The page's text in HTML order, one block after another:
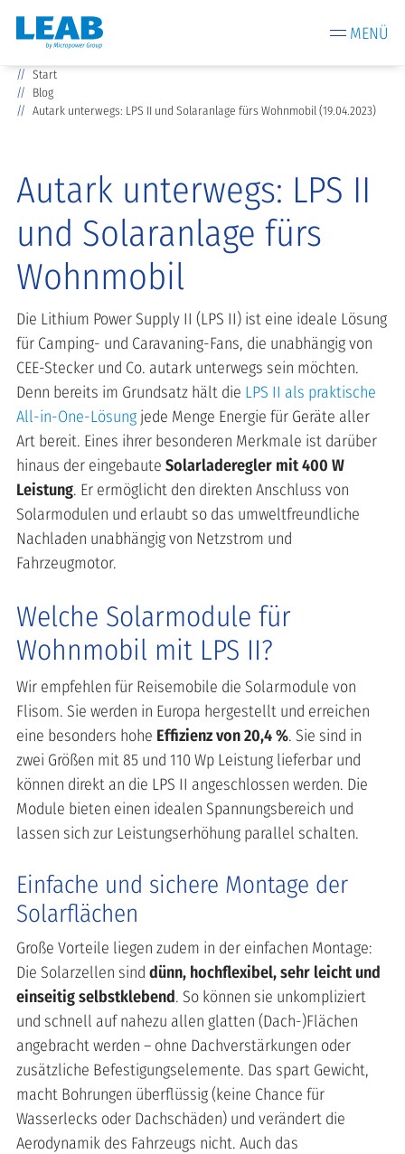
MENÜ
Start
Blog
Autark unterwegs: LPS II und Solaranlage fürs Wohnmobil (19.04.2023)
Autark unterwegs: LPS II
und Solaranlage fürs
Wohnmobil
Die Lithium Power Supply II (LPS II) ist eine ideale Lösung
für Camping- und Caravaning-Fans, die unabhängig von
CEE-Stecker und Co. autark unterwegs sein möchten.
Denn bereits im Grundsatz hält die LPS II als praktische
All-in-One-Lösung jede Menge Energie für Geräte aller
Art bereit. Eines ihrer besonderen Merkmale ist darüber
hinaus der eingebaute Solarladeregler mit 400 W
Leistung. Er ermöglicht den direkten Anschluss von
Solarmodulen und erlaubt so das umweltfreundliche
Nachladen unabhängig von Netzstrom und
Fahrzeugmotor.
Welche Solarmodule für
Wohnmobil mit LPS II?
Wir empfehlen für Reisemobile die Solarmodule von
Flisom. Sie werden in Europa hergestellt und erreichen
eine besonders hohe Effizienz von 20,4 %. Sie sind in
zwei Größen mit 85 und 110 Wp Leistung lieferbar und
können direkt an die LPS II angeschlossen werden. Die
Module bieten einen idealen Spannungsbereich und
lassen sich zur Leistungserhöhung parallel schalten.
Einfache und sichere Montage der
Solarflächen
Große Vorteile liegen zudem in der einfachen Montage:
Die Solarzellen sind dünn, hochflexibel, sehr leicht und
einseitig selbstklebend. So können sie unkompliziert
und schnell auf nahezu allen glatten (Dach-)Flächen
angebracht werden – ohne Dachverstärkungen oder
zusätzliche Befestigungselemente. Das spart Gewicht,
macht Bohrungen überflüssig (keine Chance für
Wasserlecks oder Dachschäden) und verändert die
Aerodynamik des Fahrzeugs nicht. Auch das